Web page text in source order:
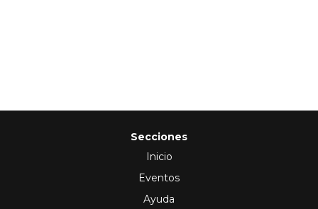
Secciones
Inicio
Eventos
Ayuda